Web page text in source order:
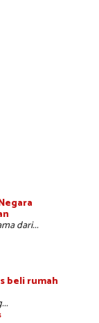
dari...
beli rumah